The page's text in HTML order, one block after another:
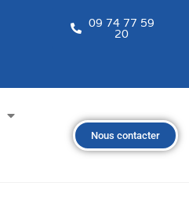
09 74 77 59
20
Nous contacter